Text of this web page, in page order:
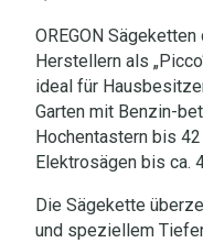
OREGON
Herstellern als
ideal für
Garten mit Benzin-
Hochentastern bis
Elektrosägen bis ca.
Die Sägekette
und speziellem